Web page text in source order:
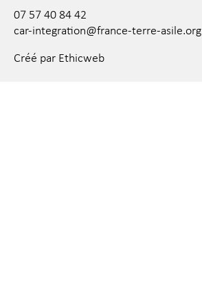
07 57 40 84 42
car-integration@france-terre-asile.org
Créé par Ethicweb